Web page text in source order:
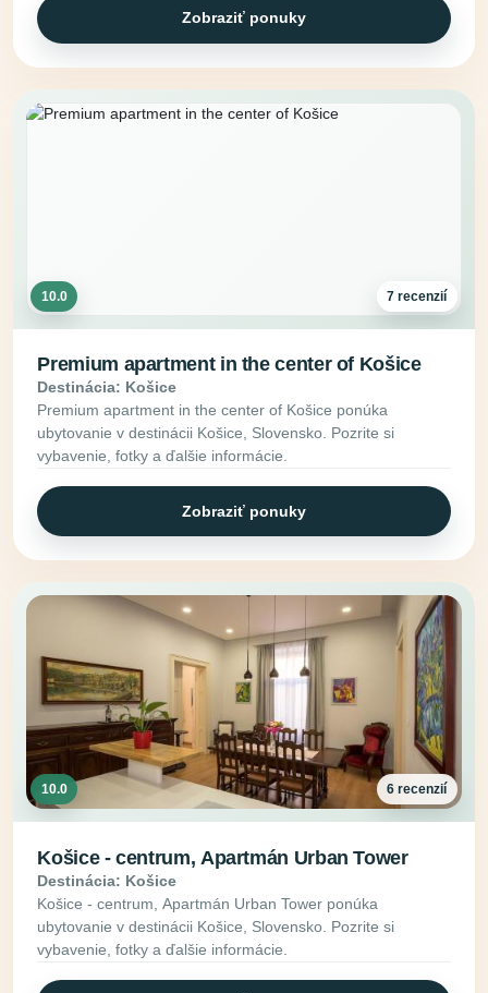
Zobraziť ponuky
10.0 7 recenzií
Premium apartment in the center of Košice
Destinácia: Košice
Premium apartment in the center of Košice ponúka
ubytovanie v destinácii Košice, Slovensko. Pozrite si
vybavenie, fotky a ďalšie informácie.
Zobraziť ponuky
10.0 6 recenzií
Košice - centrum, Apartmán Urban Tower
Destinácia: Košice
Košice - centrum, Apartmán Urban Tower ponúka
ubytovanie v destinácii Košice, Slovensko. Pozrite si
vybavenie, fotky a ďalšie informácie.